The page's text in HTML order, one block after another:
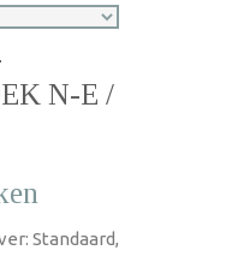
N-E /
Standaard,